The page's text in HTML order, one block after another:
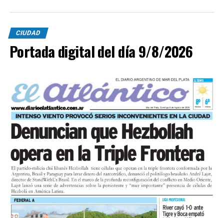
CIUDAD
Portada digital del día 9/8/2026